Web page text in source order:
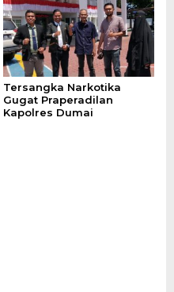
Tersangka Narkotika
Gugat Praperadilan
Kapolres Dumai